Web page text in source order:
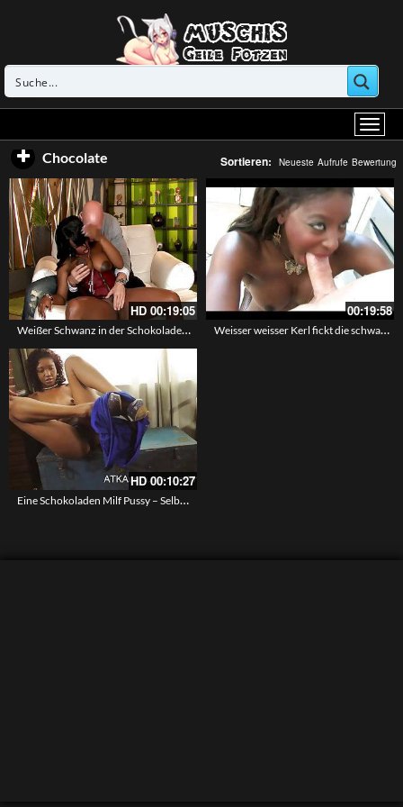
Chocolate Sortieren: Neueste Aufrufe Bewertung
HD 00:19:05
Weißer Schwanz in der Schokoladenfotze – Interracialsex, dicke Titten
00:19:58
Weisser weisser Kerl fickt die schwarze Fotze
HD00:10:27
Eine Schokoladen Milf Pussy – Selbstbefriedigung mit Lotus Lain